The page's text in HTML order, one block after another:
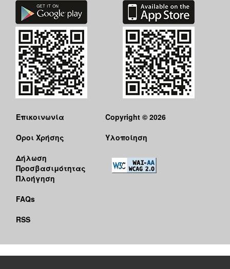
Επικοινωνία
Όροι Χρήσης
Δήλωση
Προσβασιμότητας
Πλοήγηση
FAQs
RSS
Copyright © 2026
Υλοποίηση